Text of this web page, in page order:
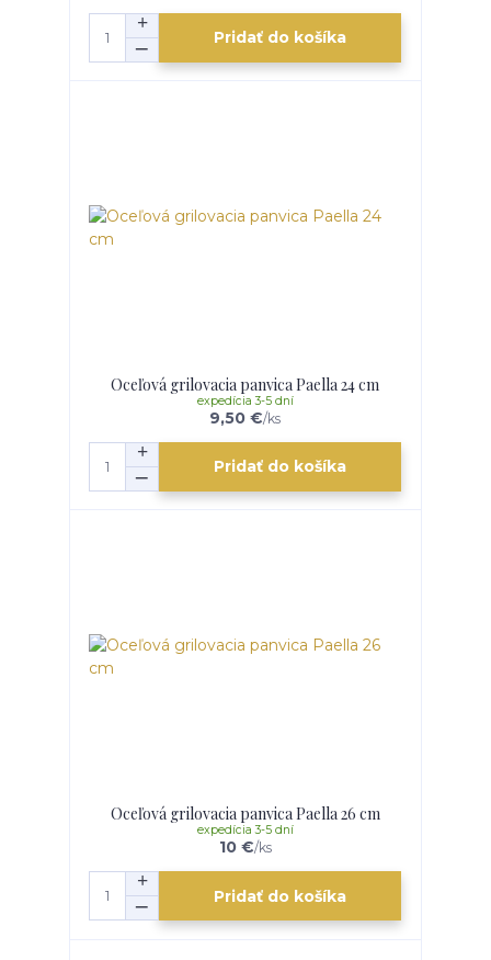
Pridať do košíka
Oceľová grilovacia panvica Paella 24 cm
9,50 €/ks
expedícia 3-5 dní
Pridať do košíka
Oceľová grilovacia panvica Paella 26 cm
10 €/ks
expedícia 3-5 dní
Pridať do košíka